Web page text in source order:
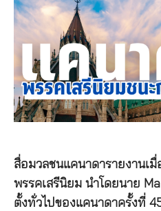
สื่อมวลชนแคนาดารายงานเ
พรรคเสรีนิยม นำโดยนาย
ตั้งทั่วไปของแคนาดาครั้งที่